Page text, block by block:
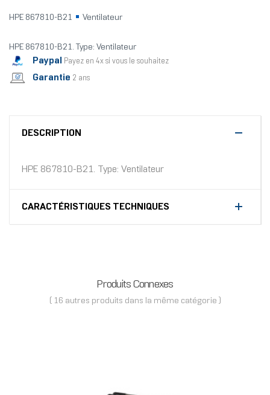
HPE 867810-B21 Ventilateur
HPE 867810-B21. Type: Ventilateur
Paypal Payez en 4x si vous le souhaitez
Garantie 2 ans
DESCRIPTION
HPE 867810-B21. Type: Ventilateur
CARACTÉRISTIQUES TECHNIQUES
Produits Connexes
( 16 autres produits dans la même catégorie )